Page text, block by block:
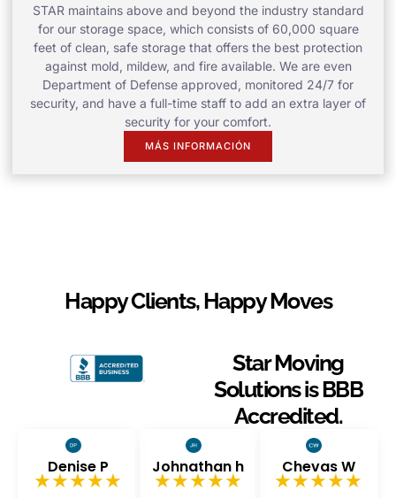
STAR maintains above and beyond the industry standard
for our storage space, which consists of 60,000 square
feet of clean, safe storage that offers the best protection
against mold, mildew, and fire available. We are even
Department of Defense approved, monitored 24/7 for
security, and have a full-time staff to add an extra layer of
security for your comfort.
MÁS INFORMACIÓN
Happy Clients, Happy Moves
Star Moving
Solutions is BBB
Accredited.
Denise P
★★★★★
Johnathan h
★★★★★
Chevas W
★★★★★